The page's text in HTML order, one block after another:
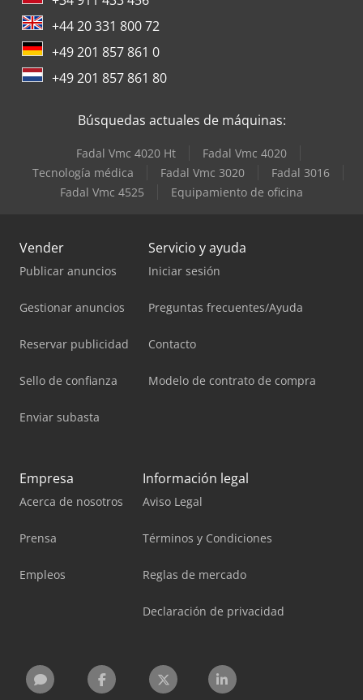
+44 20 331 800 72
+49 201 857 861 0
+49 201 857 861 80
Búsquedas actuales de máquinas:
Fadal Vmc 4020 Ht
Fadal Vmc 4020
Tecnología médica
Fadal Vmc 3020
Fadal 3016
Fadal Vmc 4525
Equipamiento de oficina
Vender
Publicar anuncios
Gestionar anuncios
Reservar publicidad
Sello de confianza
Enviar subasta
Servicio y ayuda
Iniciar sesión
Preguntas frecuentes/Ayuda
Contacto
Modelo de contrato de compra
Empresa
Acerca de nosotros
Prensa
Empleos
Información legal
Aviso Legal
Términos y Condiciones
Reglas de mercado
Declaración de privacidad